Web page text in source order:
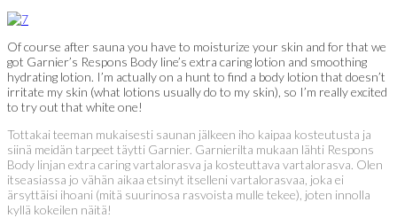
Of course after sauna you have to moisturize your skin and for that we
got Garnier’s Respons Body line’s extra caring lotion and smoothing
hydrating lotion. I’m actually on a hunt to find a body lotion that doesn’t
irritate my skin (what lotions usually do to my skin), so I’m really excited
to try out that white one!
Tottakai teeman mukaisesti saunan jälkeen iho kaipaa kosteutusta ja
siinä meidän tarpeet täytti Garnier. Garnierilta mukaan lähti Respons
Body linjan extra caring vartalorasva ja kosteuttava vartalorasva. Olen
itseasiassa jo vähän aikaa etsinyt itselleni vartalorasvaa, joka ei
ärsyttäisi ihoani (mitä suurinosa rasvoista mulle tekee), joten innolla
kyllä kokeilen näitä!